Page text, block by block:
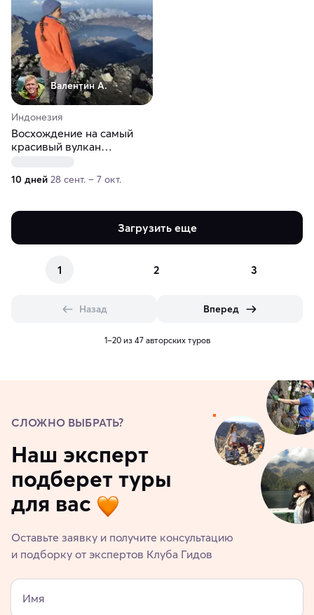
Валентин А.
Индонезия
Восхождение на самый
красивый вулкан
черепахами на островах
Гили
10 дней 28 сент. – 7 окт.
Загрузить еще
1 2 3
Назад Вперед
1–20 из 47 авторских туров
СЛОЖНО ВЫБРАТЬ?
Наш эксперт
подберет туры
для вас
Оставьте заявку и получите консультацию
и подборку от экспертов Клуба Гидов
Имя